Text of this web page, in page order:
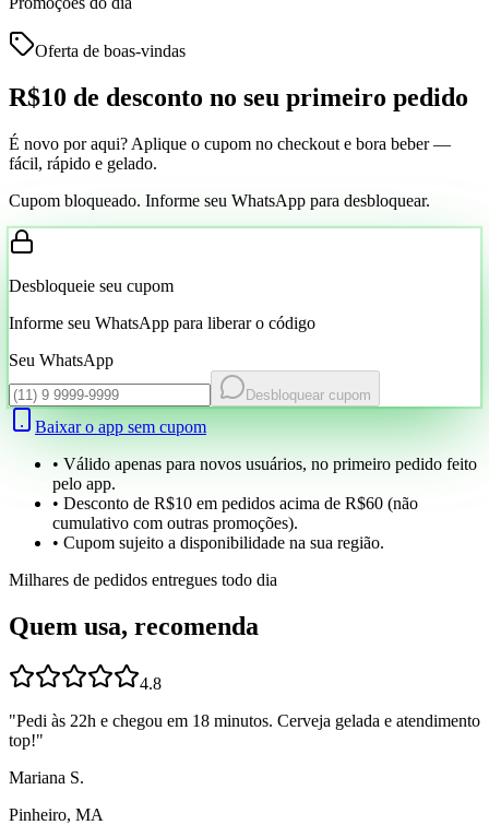
Oferta de boas-vindas
R$10 de desconto no seu primeiro pedido
É novo por aqui? Aplique o cupom no checkout e bora beber —
fácil, rápido e gelado.
Cupom bloqueado. Informe seu WhatsApp para desbloquear.
Desbloqueie seu cupom
Informe seu WhatsApp para liberar o código
Seu WhatsApp
Desbloquear cupom
Baixar o app sem cupom
• Válido apenas para novos usuários, no primeiro pedido feito
pelo app.
• Desconto de R$10 em pedidos acima de R$60 (não
cumulativo com outras promoções).
• Cupom sujeito a disponibilidade na sua região.
Milhares de pedidos entregues todo dia
Quem usa, recomenda
4.8
"Pedi às 22h e chegou em 18 minutos. Cerveja gelada e atendimento
top!"
Mariana S.
Pinheiro, MA